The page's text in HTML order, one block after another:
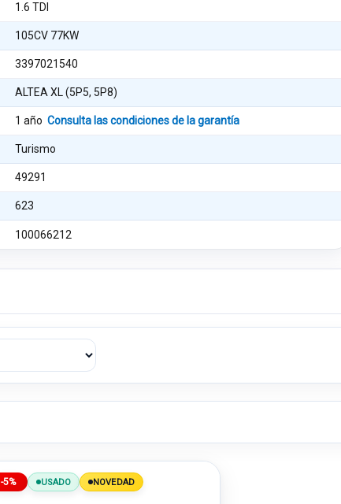
1.6 TDI
105CV 77KW
3397021540
ALTEA XL (5P5, 5P8)
1 añoConsulta las condiciones de la garantía
Turismo
49291
623
100066212
-5% USADO NOVEDAD